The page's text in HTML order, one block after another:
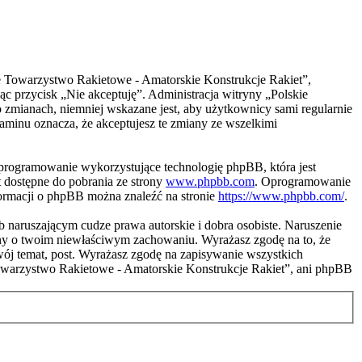
Rakietowe - Amatorskie Konstrukcje Rakiet”,
przycisk „Nie akceptuję”. Administracja witryny „Polskie
niemniej wskazane jest, aby użytkownicy sami regularnie
oznacza, że akceptujesz te zmiany ze wszelkimi
wykorzystujące technologię phpBB, która jest
do pobrania ze strony www.phpbb.com. Oprogramowanie
o phpBB można znaleźć na stronie https://www.phpbb.com/.
cudze prawa autorskie i dobra osobiste. Naruszenie
twoim niewłaściwym zachowaniu. Wyrażasz zgodę na to, że
temat, post. Wyrażasz zgodę na zapisywanie wszystkich
Rakietowe - Amatorskie Konstrukcje Rakiet”, ani phpBB